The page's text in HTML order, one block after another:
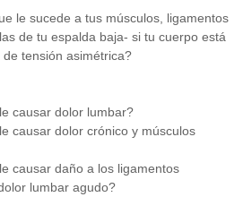
le sucede a tus músculos, ligamentos
de tu espalda baja- si tu cuerpo está
tensión asimétrica?
causar dolor lumbar?
causar dolor crónico y músculos
causar daño a los ligamentos
lumbar agudo?